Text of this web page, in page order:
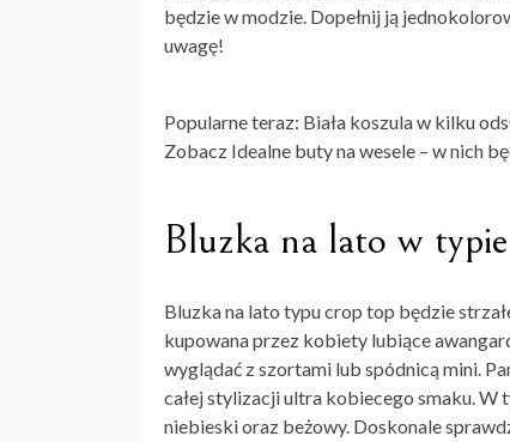
będzie w modzie. Dopełnij ją
uwagę!
Popularne teraz: Biała koszula w kilku
Zobacz Idealne buty na wesele – w nich
Bluzka na lato w
Bluzka na lato typu crop top będzie
kupowana przez kobiety lubiące
wyglądać z szortami lub spódnicą mini.
całej stylizacji ultra kobiecego smaku. W
niebieski oraz beżowy. Doskonale